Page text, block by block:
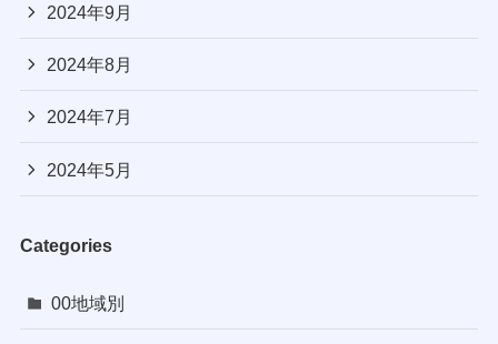
2024年9月
2024年8月
2024年7月
2024年5月
Categories
00地域別